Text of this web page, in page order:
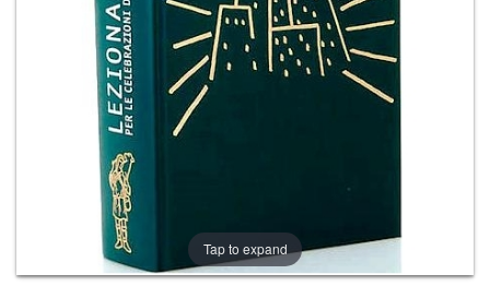
CEI
AUTORI VARI
Tap to expand